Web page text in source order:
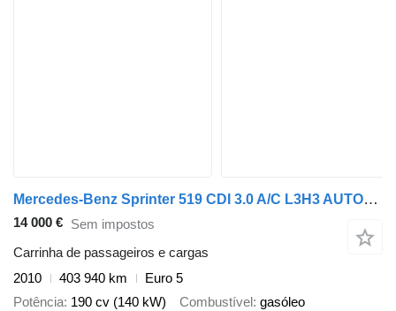
Mercedes-Benz Sprinter 519 CDI 3.0 A/C L3H3 AUTOMAAT
14 000 € Sem impostos
Carrinha de passageiros e cargas
2010
403 940 km
Euro 5
Potência 190 cv (140 kW) Combustível gasóleo